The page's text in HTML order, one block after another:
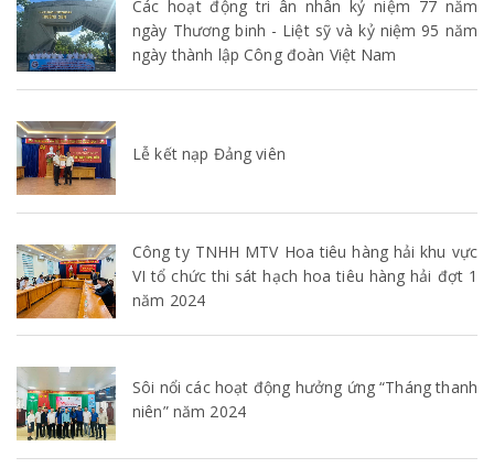
Các hoạt động tri ân nhân kỷ niệm 77 năm
ngày Thương binh - Liệt sỹ và kỷ niệm 95 năm
ngày thành lập Công đoàn Việt Nam
Lễ kết nạp Đảng viên
Công ty TNHH MTV Hoa tiêu hàng hải khu vực
VI tổ chức thi sát hạch hoa tiêu hàng hải đợt 1
năm 2024
Sôi nổi các hoạt động hưởng ứng “Tháng thanh
niên” năm 2024